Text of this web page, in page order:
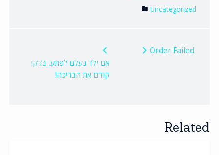
Uncategorized
ניווט
אם ילד נעלם לפתע, בדקו
קודם את הבריכה!
Order Failed
Related